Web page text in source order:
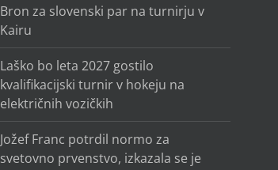
Bron za slovenski par na turnirju v
Kairu
Laško bo leta 2027 gostilo
kvalifikacijski turnir v hokeju na
električnih vozičkih
Jožef Franc potrdil normo za
svetovno prvenstvo, izkazala se je